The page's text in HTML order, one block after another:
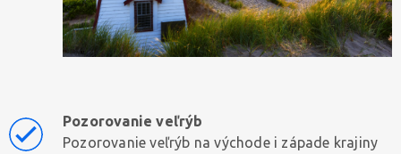
Pozorovanie veľrýb
Pozorovanie veľrýb na východe i západe krajiny